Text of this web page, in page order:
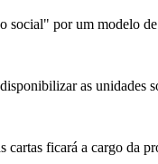
social" por um modelo
as
cartas ficará a cargo da